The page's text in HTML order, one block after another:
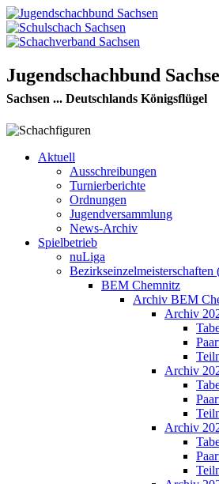
Jugendschachbund
Sachsen ... Deutschlands Königsflügel
Aktuell
Ausschreibungen
Turnierberichte
Ordnungen
Jugendversammlung
News-Archiv
Spielbetrieb
nuLiga
BEM Chemnitz
Archiv BEM
Archiv
Archiv
Archiv